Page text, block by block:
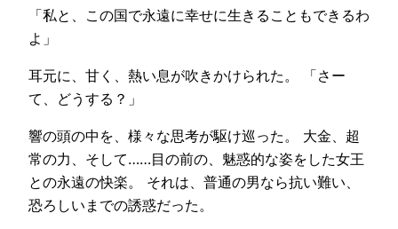
「私と、この国で永遠に幸せに生きることもできるわ
よ」
耳元に、甘く、熱い息が吹きかけられた。 「さー
て、どうする？」
響の頭の中を、様々な思考が駆け巡った。 大金、超
常の力、そして……目の前の、魅惑的な姿をした女王
との永遠の快楽。 それは、普通の男なら抗い難い、
恐ろしいまでの誘惑だった。